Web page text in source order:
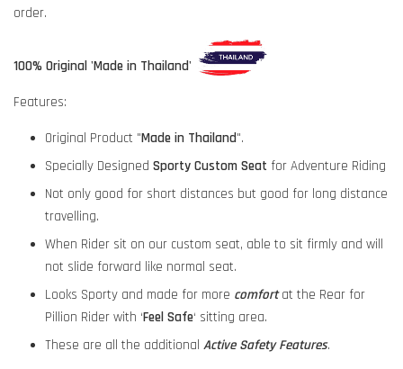
order.
100% Original 'Made in Thailand'
Features:
Original Product "Made in Thailand".
Specially Designed Sporty Custom Seat for Adventure Riding
Not only good for short distances but good for long distance
travelling.
When Rider sit on our custom seat, able to sit firmly and will
not slide forward like normal seat.
Looks Sporty and made for more comfort at the Rear for
Pillion Rider with ‘Feel Safe‘ sitting area.
These are all the additional Active Safety Features.